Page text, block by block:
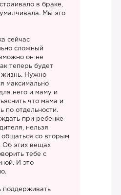
в браке,
Мы это
сейчас
сложный
он не
теперь будет
жизнь. Нужно
максимально
него и маму и
что мама и
по отдельности.
при ребенке
нельзя
со вторым
Об этих вещах
тебе с
И это
поддерживать